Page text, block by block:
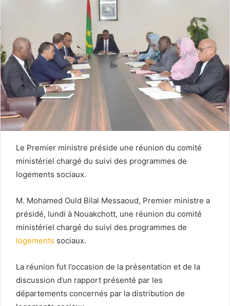
Le Premier ministre préside une réunion du comité
ministériel chargé du suivi des programmes de
logements sociaux.
M. Mohamed Ould Bilal Messaoud, Premier ministre a
présidé, lundi à Nouakchott, une réunion du comité
ministériel chargé du suivi des programmes de
logements sociaux.
La réunion fut l’occasion de la présentation et de la
discussion d’un rapport présenté par les
départements concernés par la distribution de